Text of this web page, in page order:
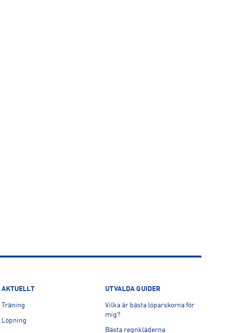
AKTUELLT
Träning
Löpning
UTVALDA GUIDER
Vilka är bästa löparskorna för
mig?
Bästa regnkläderna